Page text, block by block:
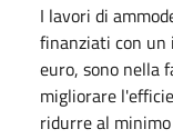
I lavori di
finanziati con un
euro, sono nella
migliorare
ridurre al